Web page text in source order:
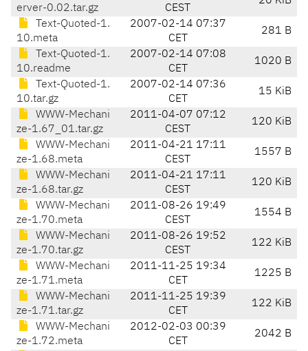
erver-0.02.tar.gz
CEST
Text-Quoted-1.
10.meta
2007-02-14 07:37
CET
281 B
Text-Quoted-1.
10.readme
2007-02-14 07:08
CET
1020 B
Text-Quoted-1.
10.tar.gz
2007-02-14 07:36
CET
15 KiB
WWW-Mechani
ze-1.67_01.tar.gz
2011-04-07 07:12
CEST
120 KiB
WWW-Mechani
ze-1.68.meta
2011-04-21 17:11
CEST
1557 B
WWW-Mechani
ze-1.68.tar.gz
2011-04-21 17:11
CEST
120 KiB
WWW-Mechani
ze-1.70.meta
2011-08-26 19:49
CEST
1554 B
WWW-Mechani
ze-1.70.tar.gz
2011-08-26 19:52
CEST
122 KiB
WWW-Mechani
ze-1.71.meta
2011-11-25 19:34
CET
1225 B
WWW-Mechani
ze-1.71.tar.gz
2011-11-25 19:39
CET
122 KiB
WWW-Mechani
ze-1.72.meta
2012-02-03 00:39
CET
2042 B